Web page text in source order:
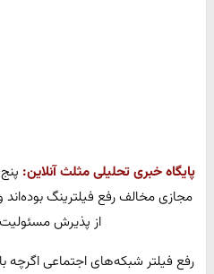
پایگاه خبری تحلیلی مثلث آنلاین:
مجازی مخالف رفع فیلترینگ‌
از پذیرش مسئولیت
رفع فیلتر شبکه‌های اجتماعی